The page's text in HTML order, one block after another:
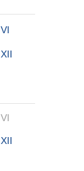
VI
XII
VI
XII